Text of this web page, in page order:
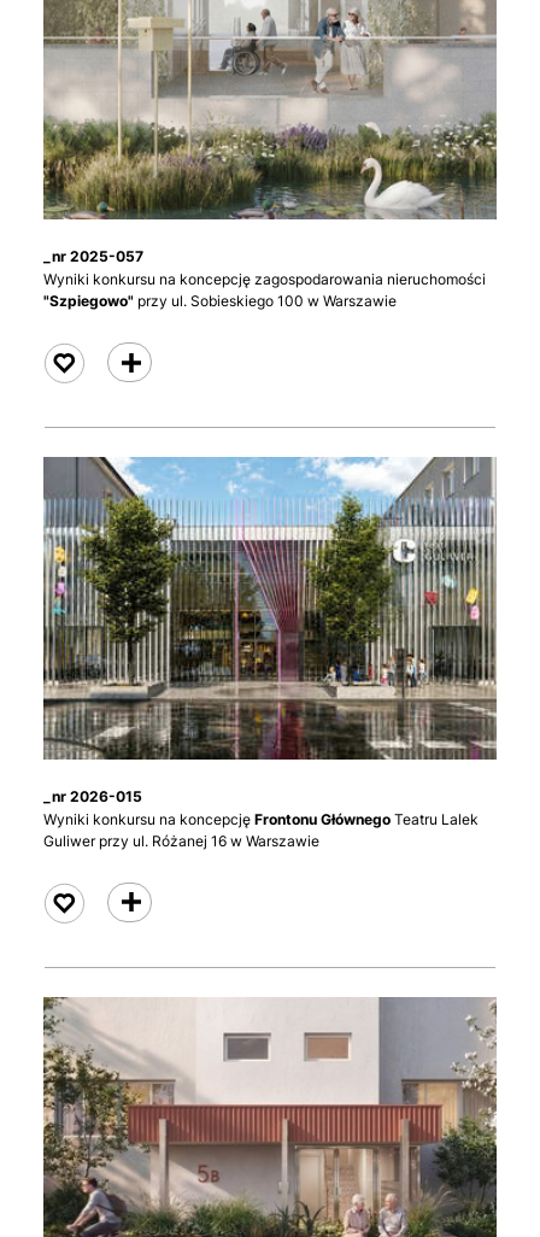
_nr 2025-057
Wyniki konkursu na koncepcję zagospodarowania nieruchomości
"Szpiegowo" przy ul. Sobieskiego 100 w Warszawie
czytaj
_nr 2026-015
Wyniki konkursu na koncepcję Frontonu Głównego Teatru Lalek
Guliwer przy ul. Różanej 16 w Warszawie
czytaj